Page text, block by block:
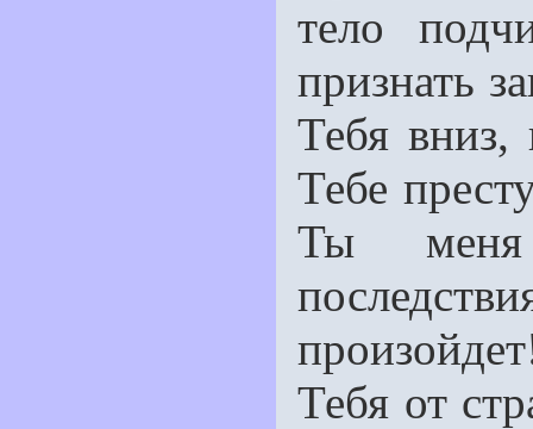
тело
признать
Тебя вниз,
Тебе
Ты меня
Тебя от